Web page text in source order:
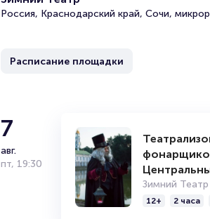
Россия, Краснодарский край, Сочи,
Расписание площадки
7
авг.
пт, 19:30
Зимний Театр
12+ 2 часа